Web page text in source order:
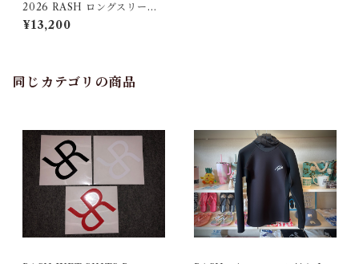
2026 RASH ロングスリーブ
SURF TEE
¥13,200
同じカテゴリの商品